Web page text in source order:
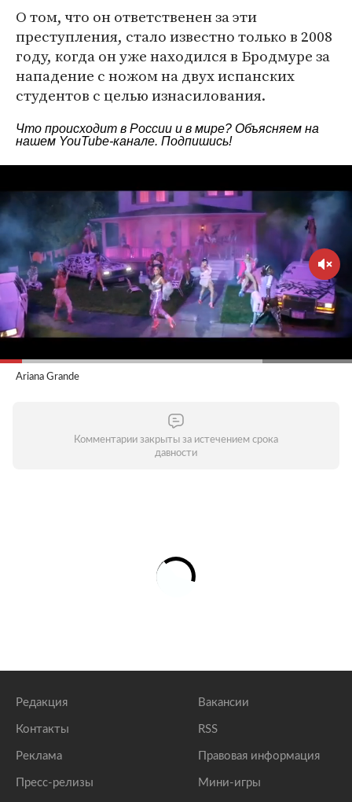
О том, что он ответственен за эти
преступления, стало известно только в 2008
году, когда он уже находился в Бродмуре за
нападение с ножом на двух испанских
студентов с целью изнасилования.
Что происходит в России и в мире? Объясняем на
нашем YouTube-канале. Подпишись!
Ariana Grande
Комментарии закрыты за истечением срока
давности
Редакция
Контакты
Реклама
Пресс-релизы
Вакансии
RSS
Правовая информация
Мини-игры